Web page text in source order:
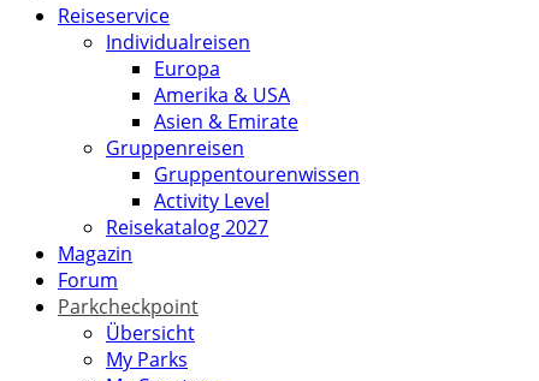
Reiseservice
Individualreisen
Europa
Amerika & USA
Asien & Emirate
Gruppenreisen
Gruppentourenwissen
Activity Level
Reisekatalog 2027
Magazin
Forum
Parkcheckpoint
Übersicht
My Parks